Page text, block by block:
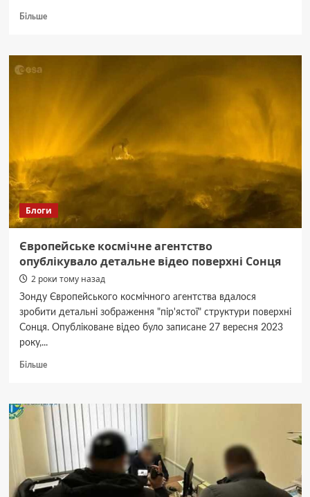
БільшеДокладніше
квітня
спеку
Блоги
Європейське космічне агентство
опублікувало детальне відео поверхні Сонця
2 роки тому назад
Зонду Європейського космічного агентства вдалося
зробити детальні зображення "пір'ястої" структури поверхні
Сонця. Опубліковане відео було записане 27 вересня 2023
року,...
БільшеДокладніше
космічне
агентство
опублікувало
детальне
відео
поверхні
Сонця